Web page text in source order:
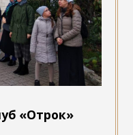
«Отрок»